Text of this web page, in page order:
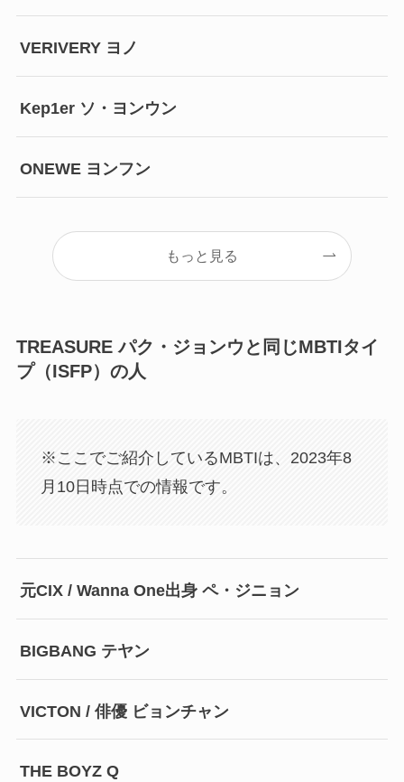
VERIVERY ヨノ
Kep1er ソ・ヨンウン
ONEWE ヨンフン
もっと見る
TREASURE パク・ジョンウと同じMBTIタイ
プ（ISFP）の人
※ここでご紹介しているMBTIは、2023年8
月10日時点での情報です。
元CIX / Wanna One出身 ペ・ジニョン
BIGBANG テヤン
VICTON / 俳優 ビョンチャン
THE BOYZ Q